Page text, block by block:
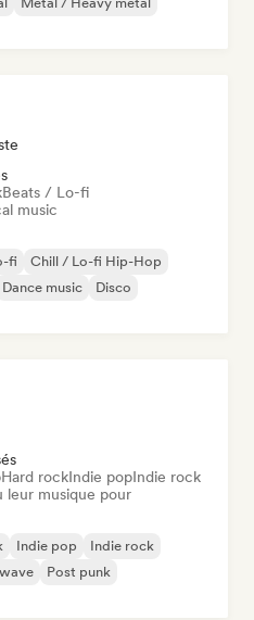
Beats / Lo-fi
music
fi
Chill / Lo-fi Hip-Hop
Dance music
Disco
Hard rockIndie popIndie rock
leur musique pour
Indie pop
Indie rock
Post punk